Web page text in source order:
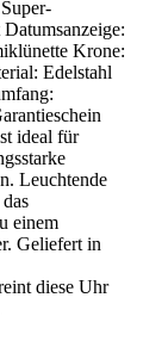
Krone:
Edelstahl
ideal für
Leuchtende
einem
Geliefert in
diese Uhr